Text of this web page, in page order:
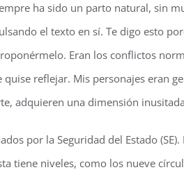
ha sido un parto natural, sin
el texto en sí. Te digo esto
Eran los conflictos
reflejar. Mis personajes eran
adquieren una dimensión
por la Seguridad del Estado (SE).
tiene niveles, como los nueve